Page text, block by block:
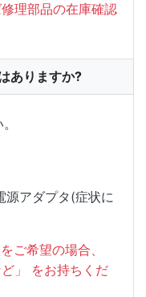
理部品の在庫確認
ありますか?
アダプタ(症状に
ご希望の場合、
」 をお持ちくだ